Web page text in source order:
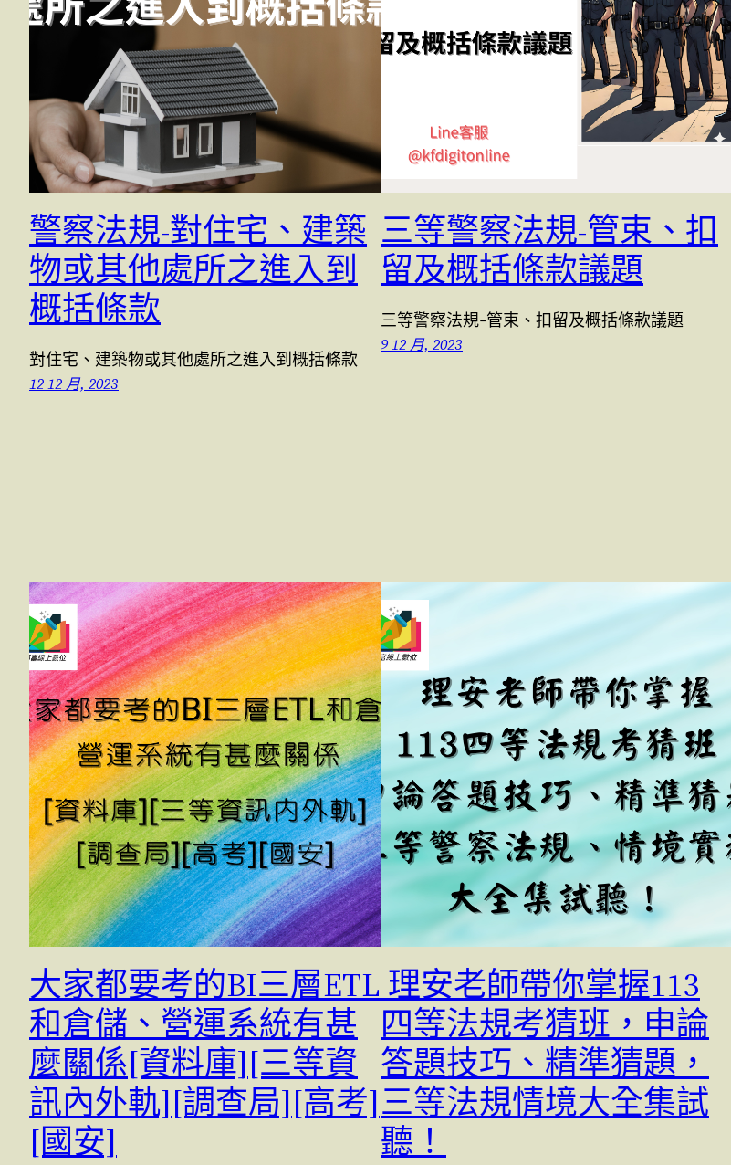
警察法規-對住宅、建築
物或其他處所之進入到
概括條款
對住宅、建築物或其他處所之進入到概括條款
12 12 月, 2023
三等警察法規-管束、扣
留及概括條款議題
三等警察法規-管束、扣留及概括條款議題
9 12 月, 2023
大家都要考的BI三層ETL
和倉儲、營運系統有甚
麼關係[資料庫][三等資
訊內外軌][調查局][高考]
[國安]
理安老師帶你掌握113
四等法規考猜班，申論
答題技巧、精準猜題，
三等法規情境大全集試
聽！